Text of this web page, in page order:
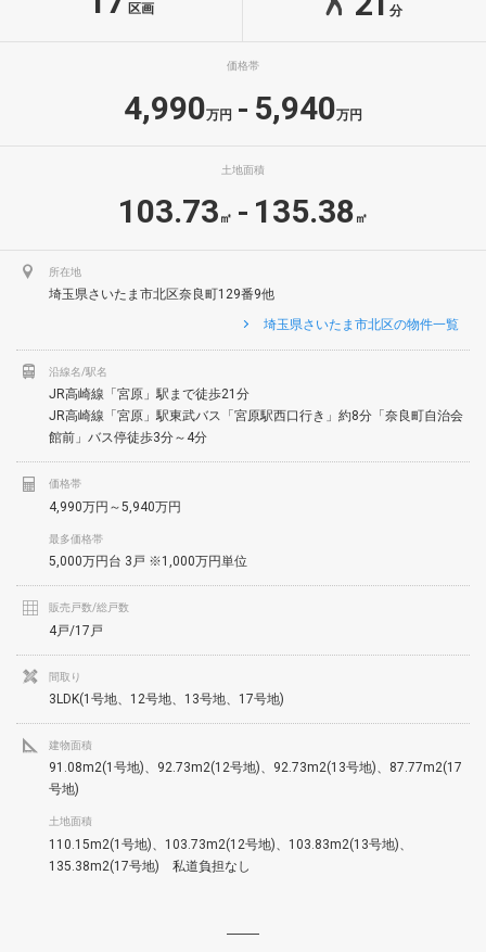
区画 分
価格帯
4,990万円 - 5,940万円
土地面積
103.73 ㎡ - 135.38 ㎡
所在地
埼玉県さいたま市北区奈良町129番9他
埼玉県さいたま市北区の物件一覧
沿線名/駅名
JR高崎線「宮原」駅まで徒歩21分
JR高崎線「宮原」駅東武バス「宮原駅西口行き」約8分「奈良町自治会
館前」バス停徒歩3分～4分
価格帯
4,990万円～5,940万円
最多価格帯
5,000万円台 3戸 ※1,000万円単位
販売戸数/総戸数
4戸/17戸
間取り
3LDK(1号地、12号地、13号地、17号地)
建物面積
91.08m2(1号地)、92.73m2(12号地)、92.73m2(13号地)、87.77m2(17
号地)
土地面積
110.15m2(1号地)、103.73m2(12号地)、103.83m2(13号地)、
135.38m2(17号地) 私道負担なし